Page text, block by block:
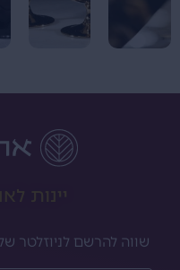
יינות
שווה להרשם לניוזלטר